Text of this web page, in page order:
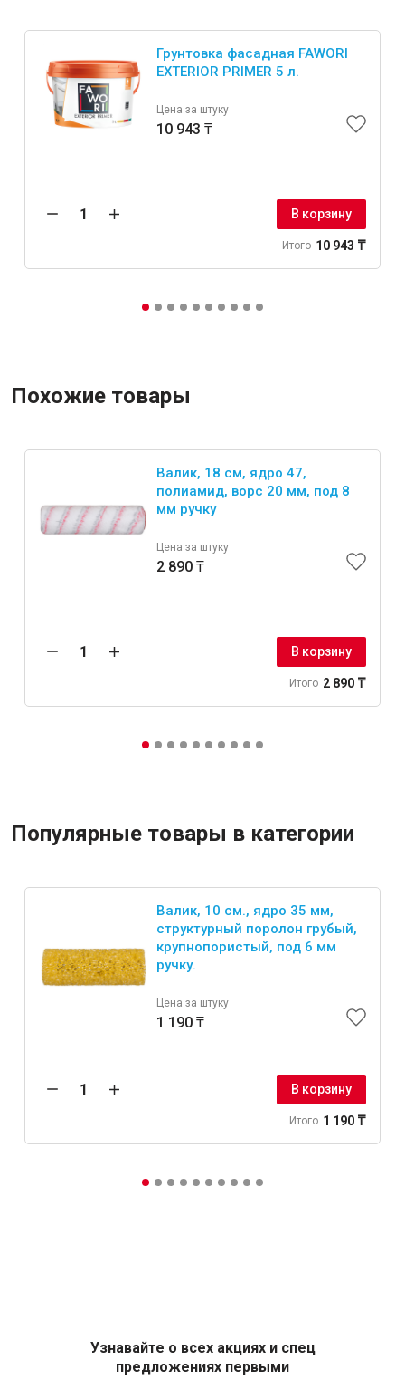
Грунтовка фасадная FAWORI
EXTERIOR PRIMER 5 л.
Цена за штуку
10 943 ₸
В корзину
Итого 10 943 ₸
Похожие товары
Валик, 18 см, ядро 47,
полиамид, ворс 20 мм, под 8
мм ручку
Цена за штуку
2 890 ₸
В корзину
Итого 2 890 ₸
Популярные товары в категории
Валик, 10 см., ядро 35 мм,
структурный поролон грубый,
крупнопористый, под 6 мм
ручку.
Цена за штуку
1 190 ₸
В корзину
Итого 1 190 ₸
Узнавайте о всех акциях и спец
предложениях первыми
Товары для бани и сауны
Оборудование для клининга и уборки